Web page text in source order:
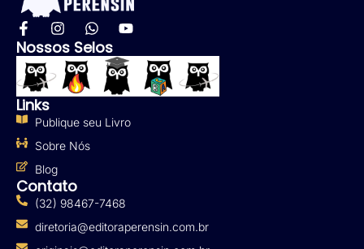
Nossos Selos
Links
Publique seu Livro
Sobre Nós
Blog
Contato
(32) 98467-7468
diretoria@editoraperensin.com.br